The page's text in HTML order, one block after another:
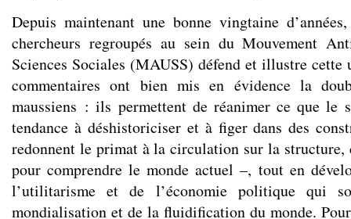
Depuis maintenant une bonne vingtaine
chercheurs regroupés au sein du Mouvement
Sciences Sociales (MAUSS) défend et illustre
commentaires ont bien mis en évidence la
maussiens : ils permettent de réanimer ce que le
tendance à déshistoriciser et à figer dans des
redonnent le primat à la circulation sur la structure,
pour comprendre le monde actuel –, tout en
l’utilitarisme et de l’économie politique qui
mondialisation et de la fluidification du monde.